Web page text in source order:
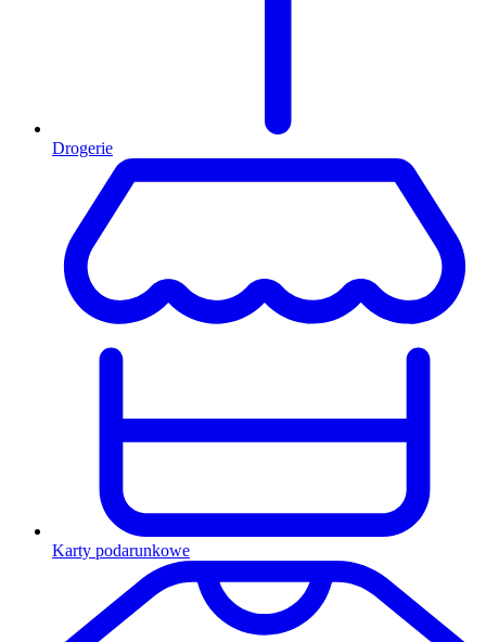
Drogerie
Karty podarunkowe